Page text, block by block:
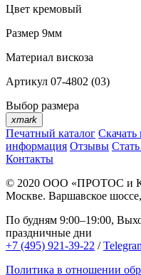
Цвет кремовый
Размер 9мм
Материал вискоза
Артикул 07-4802 (03)
Выбор размера
xmark
Печатный каталог Скачать
информация Отзывы
Контакты
© 2020 ООО «ПРОТОС и
Москве. Варшавское
По будням 9:00–19:00,
праздничные дни
+7 (495) 921-39-22 /
Политика в отношении